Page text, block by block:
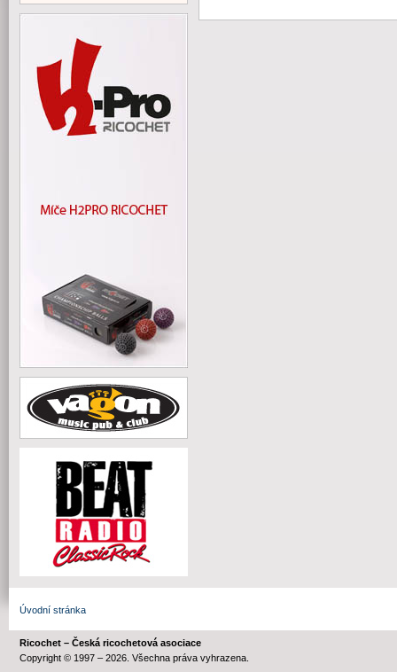
Úvodní stránka
Ricochet – Česká ricochetová asociace
Copyright © 1997 – 2026. Všechna práva vyhrazena.